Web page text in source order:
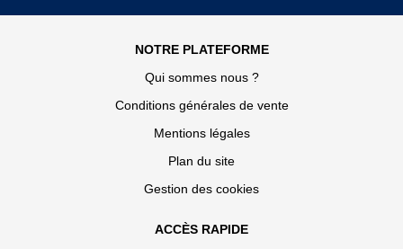
NOTRE PLATEFORME
Qui sommes nous ?
Conditions générales de vente
Mentions légales
Plan du site
Gestion des cookies
ACCÈS RAPIDE